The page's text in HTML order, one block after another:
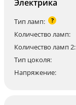
Электрика
Тип ламп: ?
Количество ламп:
Количество ламп 2:
Тип цоколя:
Напряжение: